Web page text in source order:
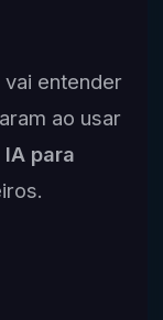
entender
ao usar
IA para